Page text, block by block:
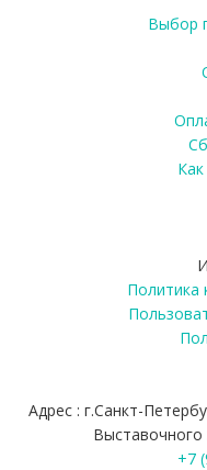
Выбор
Политика
Адрес : г.Санкт-
Выставочного
+7